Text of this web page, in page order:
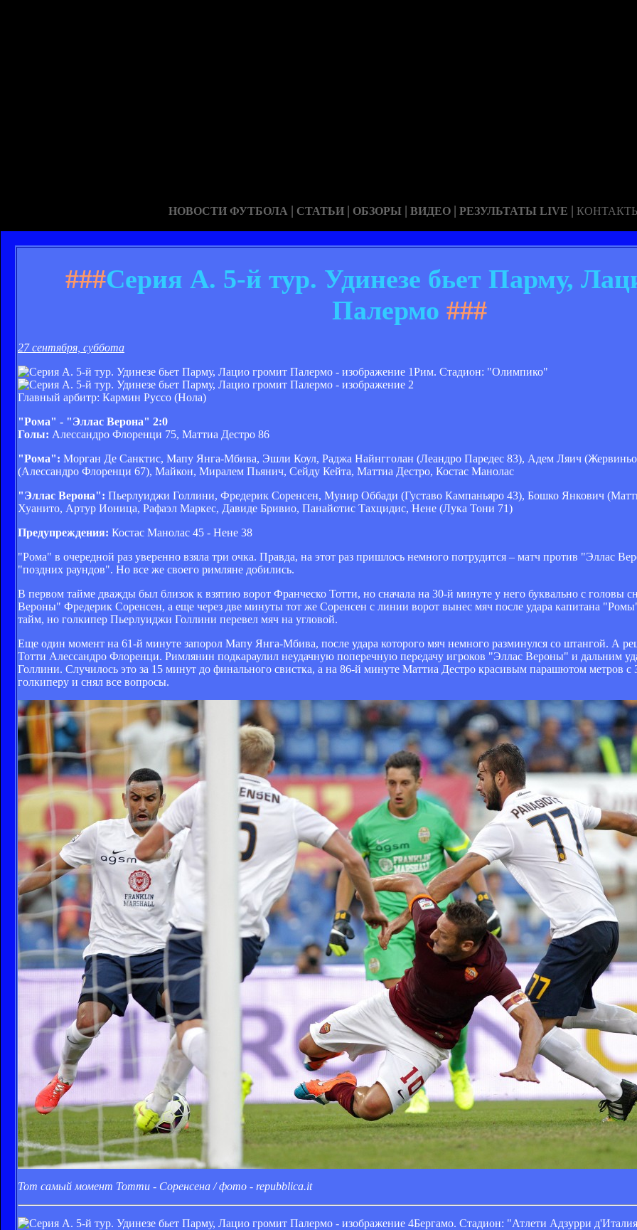
НОВОСТИ ФУТБОЛА | СТАТЬИ | ОБЗОРЫ | ВИДЕО | РЕЗУЛЬТАТЫ LIVE |
###Серия А. 5-й тур. Удинезе бьет Парму,
Палермо ###
27 сентября, суббота
Рим. Стадион: "Олимпико"
Главный арбитр: Кармин Руссо (Нола)
"Рома" - "Эллас Верона" 2:0
Голы: Алессандро Флоренци 75, Маттиа Дестро 86
"Рома": Морган Де Санктис, Мапу Янга-Мбива, Эшли Коул, Раджа Найнгголан (Леандро Паредес 83), Адем Ляич (Жервиньо
(Алессандро Флоренци 67), Майкон, Миралем Пьянич, Сейду Кейта, Маттиа Дестро, Костас Манолас
"Эллас Верона": Пьерлуиджи Голлини, Фредерик Соренсен, Мунир Оббади (Густаво Кампаньяро 43), Бошко Янкович
Хуанито, Артур Ионица, Рафаэл Маркес, Давиде Бривио, Панайотис Тахцидис, Нене (Лука Тони 71)
Предупреждения: Костас Манолас 45 - Нене 38
"Рома" в очередной раз уверенно взяла три очка. Правда, на этот раз пришлось немного потрудится – матч против "Эллас
"поздних раундов". Но все же своего римляне добились.
В первом тайме дважды был близок к взятию ворот Франческо Тотти, но сначала на 30-й минуте у него буквально с головы
Вероны" Фредерик Соренсен, а еще через две минуты тот же Соренсен с линии ворот вынес мяч после удара капитана
тайм, но голкипер Пьерлуиджи Голлини перевел мяч на угловой.
Еще один момент на 61-й минуте запорол Мапу Янга-Мбива, после удара которого мяч немного разминулся со штангой. А
Тотти Алессандро Флоренци. Римлянин подкараулил неудачную поперечную передачу игроков "Эллас Вероны" и дальним
Голлини. Случилось это за 15 минут до финального свистка, а на 86-й минуте Маттиа Дестро красивым парашютом метров с
голкиперу и снял все вопросы.
Тот самый момент Тотти - Соренсена / фото - repubblica.it
Бергамо. Стадион: "Атлети Адзурри